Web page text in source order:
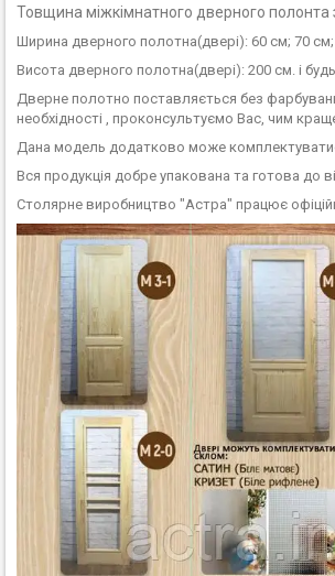
Товщина міжкімнатного дверного полонта
Ширина дверного полотна(двері): 60 см; 70
Висота дверного полотна(двері): 200 см. і
Дверне полотно поставляється без
необхідності , проконсультуємо Вас, чим
Дана модель додатково може
Вся продукція добре упакована та готова до
Столярне виробництво "Астра" працює